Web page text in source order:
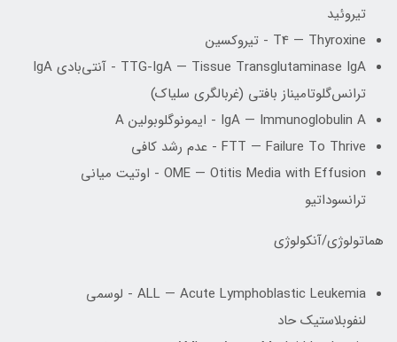
تیروئید
T4 — Thyroxine - تیروکسین
TTG-IgA — Tissue Transglutaminase IgA - آنتی‌بادی IgA
ترانس‌گلوتامیناز بافتی (غربالگری سلیاک)
IgA — Immunoglobulin A - ایمونوگلوبولین A
FTT — Failure To Thrive - عدم رشد کافی
OME — Otitis Media with Effusion - اوتیت میانی
ترانسوداتیو
هماتولوژی/آنکولوژی
ALL — Acute Lymphoblastic Leukemia - لوسمی
لنفوبلاستیک حاد